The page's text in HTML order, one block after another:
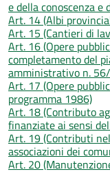
e della conoscenza
Art. 14 (Albi
Art. 15 (Cantieri di
Art. 16 (Opere
completamento del
amministrativo n.
Art. 17 (Opere
programma 1986)
Art. 18 (Contributo
finanziate ai sensi
Art. 19 (Contributi
associazioni dei
Art. 20